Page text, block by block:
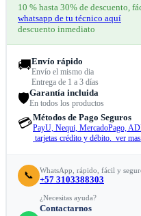
10 % hasta 30% de descuento,
whatsapp de tu técnico aquí
descuento inmediato
🚚Envío rápido
Envío el mismo dia
Entrega de 1 a 3 días
🛡️Garantía incluida
En todos los productos
💳Métodos de Pago Seguros
PayU, Nequi, MercadoPago,
tarjetas crédito y débito. ver
📞 WhatsApp, rápido, fácil y
+57 3103388303
¿Necesitas ayuda?
Contactarnos